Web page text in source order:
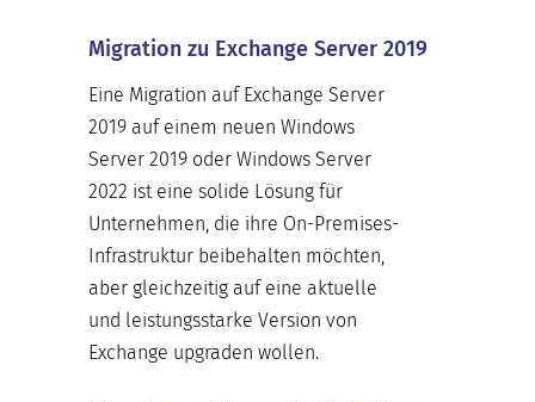
Migration zu Exchange Server 2019
Eine Migration auf Exchange Server
2019 auf einem neuen Windows
Server 2019 oder Windows Server
2022 ist eine solide Lösung für
Unternehmen, die ihre On-Premises-
Infrastruktur beibehalten möchten,
aber gleichzeitig auf eine aktuelle
und leistungsstarke Version von
Exchange upgraden wollen.